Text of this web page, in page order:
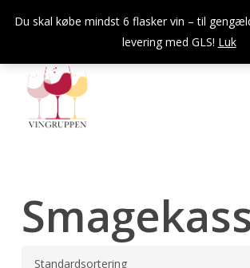
content
Du skal købe mindst 6 flasker vin – til
levering med GLS! Luk